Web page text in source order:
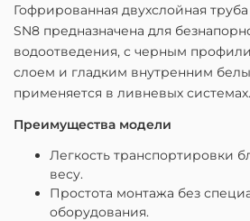
Гофрированная двухслойная
SN8 предназначена для
водоотведения, с черным
слоем и гладким внутренним
применяется в ливневых системах.
Преимущества модели
Легкость транспортировки
весу.
Простота монтажа без
оборудования.